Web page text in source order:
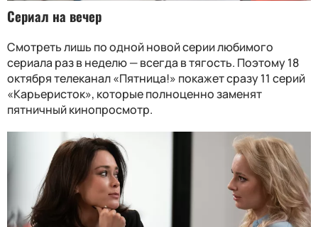
Сериал на вечер
Смотреть лишь по одной новой серии любимого
сериала раз в неделю — всегда в тягость. Поэтому 18
октября телеканал «Пятница!» покажет сразу 11 серий
«Карьеристок», которые полноценно заменят
пятничный кинопросмотр.